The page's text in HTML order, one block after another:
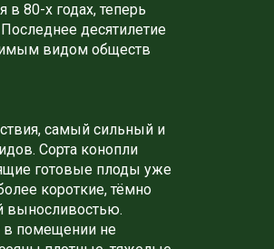
в 80-х годах, теперь
десятилетие
видом обществ
самый сильный и
Сорта конопли
готовые плоды уже
короткие, тёмно
выносливостью.
в помещении не